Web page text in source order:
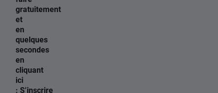
gratuitement
et
en
quelques
secondes
en
cliquant
ici
: S’inscrire